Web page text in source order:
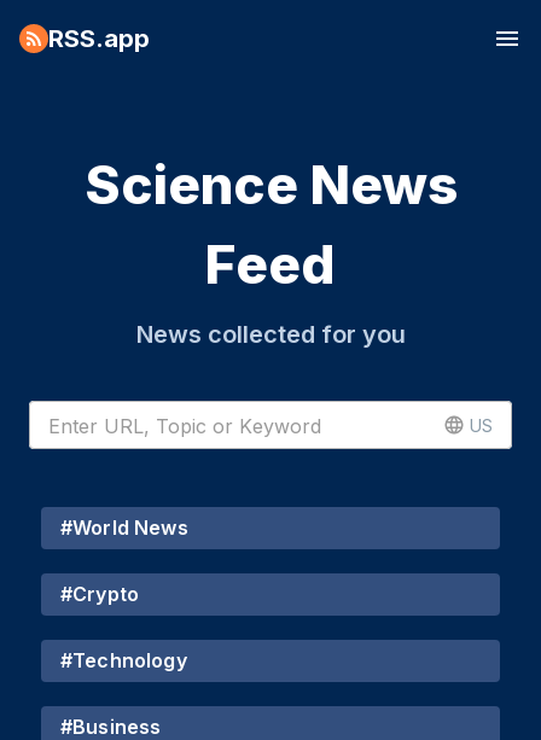
RSS.app
Science News
Feed
News collected for you
US
#World News
#Crypto
#Technology
#Business